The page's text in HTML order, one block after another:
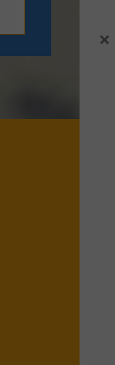
toi
2025
×